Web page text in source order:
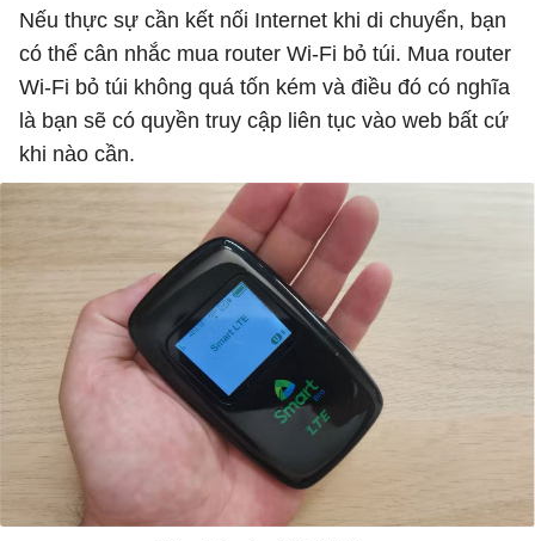
Nếu thực sự cần kết nối Internet khi di chuyển, bạn
có thể cân nhắc mua router Wi-Fi bỏ túi. Mua router
Wi-Fi bỏ túi không quá tốn kém và điều đó có nghĩa
là bạn sẽ có quyền truy cập liên tục vào web bất cứ
khi nào cần.